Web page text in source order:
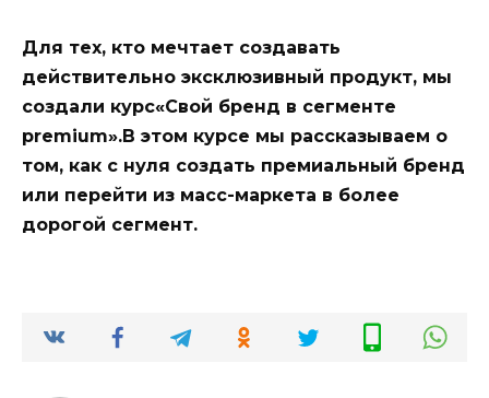
Для тех, кто мечтает создавать
действительно эксклюзивный продукт, мы
создали курс«Свой бренд в сегменте
premium».В этом курсе мы рассказываем о
том, как с нуля создать премиальный бренд
или перейти из масс-маркета в более
дорогой сегмент.